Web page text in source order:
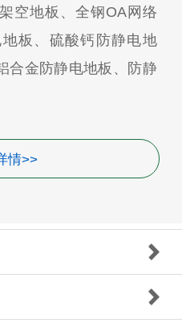
空地板、全钢OA网络
板、硫酸钙防静电地
合金防静电地板、防静
情>>